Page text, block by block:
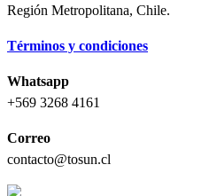
Región Metropolitana, Chile.
Términos y condiciones
Whatsapp
+569 3268 4161
Correo
contacto@tosun.cl